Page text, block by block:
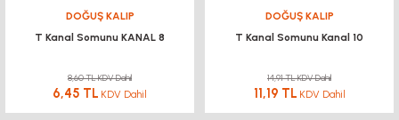
DOĞUŞ KALIP
T Kanal Somunu KANAL 8
8,60 TL KDV Dahil
6,45 TL KDV Dahil
DOĞUŞ KALIP
T Kanal Somunu Kanal 10
14,91 TL KDV Dahil
11,19 TL KDV Dahil